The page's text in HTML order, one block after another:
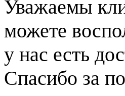
Уважаемы
можете
у нас есть
Спасибо за